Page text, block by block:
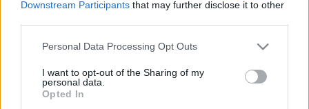
Downstream Participants that may further disclose it to other
Please note that this website/app uses one or more Google
not limited to your visit or usage behaviour. You may click to
grant or deny consent to Google and its third-party tags to
use your data for below specified purposes in below Google
Personal Data Processing Opt Outs
I want to opt-out of the Sharing of my
personal data.
Opted In
„Ott állt talpig vérben, imádkoztam,
hogy ne nyissanak ránk a helyiek” –
Klippremier! Jakab Péter: Neked
tényleg mindegy
srecorder•2022. március 03.